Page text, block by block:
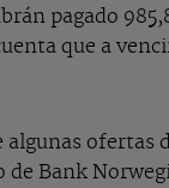
pagado
que a
ofertas
Bank